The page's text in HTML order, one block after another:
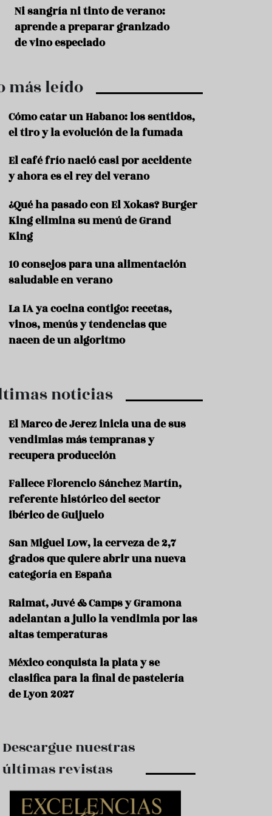
t
o
m
R
e
S
u
d
o
d
o
n
e
s
r
a
n
F
n
Ni sangría ni tinto de verano:
aprende a preparar granizado
de vino especiado
más leído
Cómo catar un Habano: los sentidos,
el tiro y la evolución de la fumada
El café frío nació casi por accidente
y ahora es el rey del verano
¿Qué ha pasado con El Xokas? Burger
King elimina su menú de Grand
King
10 consejos para una alimentación
saludable en verano
La IA ya cocina contigo: recetas,
vinos, menús y tendencias que
nacen de un algoritmo
noticias
El Marco de Jerez inicia una de sus
vendimias más tempranas y
recupera producción
Fallece Florencio Sánchez Martín,
referente histórico del sector
ibérico de Guijuelo
San Miguel Low, la cerveza de 2,7
grados que quiere abrir una nueva
categoría en España
Raimat, Juvé & Camps y Gramona
adelantan a julio la vendimia por las
altas temperaturas
México conquista la plata y se
clasifica para la final de pastelería
de Lyon 2027
Descargue nuestras
últimas revistas